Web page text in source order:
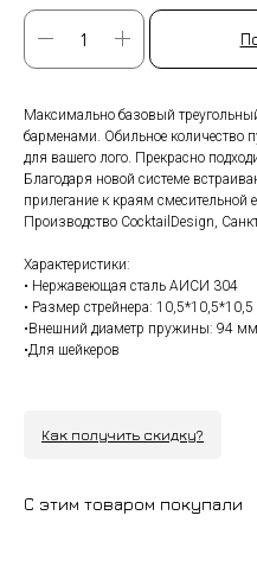
Максимально базовый
барменами. Обильное количество
для вашего лого. Прекрасно
Благодаря новой системе
прилегание к краям смесительной
Производство CocktailDesign,
Характеристики:
• Нержавеющая сталь АИСИ 304
• Размер стрейнера:
•Внешний диаметр пружины: 94 мм
•Для шейкеров
Как получить скидку?
С этим товаром покупали